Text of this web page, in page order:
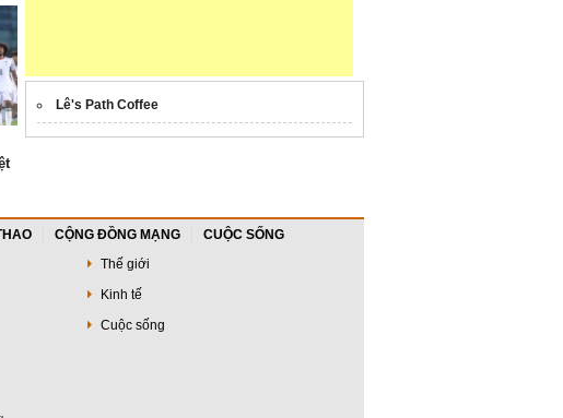
Lê's Path Coffee
CỘNG ĐỒNG MẠNG
CUỘC SỐNG
Thế giới
Kinh tế
Cuộc sống